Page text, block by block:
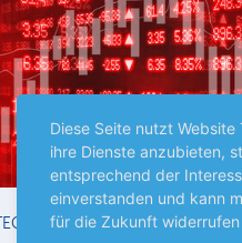
Diese Seite nutzt
ihre Dienste anzubieten,
entsprechend der
einverstanden und kann
für die Zukunft